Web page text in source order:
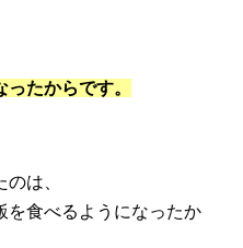
たからです。
は、
を食べるようになったか